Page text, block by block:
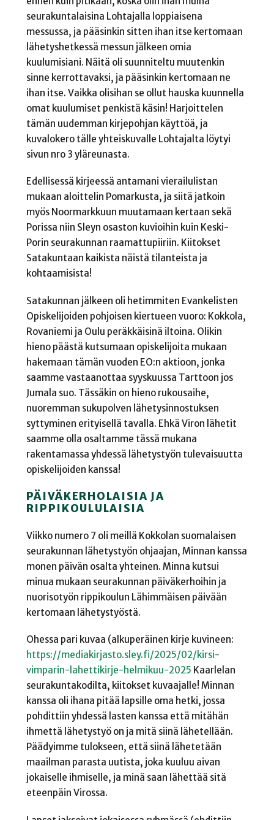
seurakuntalaisina Lohtajalla loppiaisena
messussa, ja pääsinkin sitten ihan itse kertomaan
lähetyshetkessä messun jälkeen omia
kuulumisiani. Näitä oli suunniteltu muutenkin
sinne kerrottavaksi, ja pääsinkin kertomaan ne
ihan itse. Vaikka olisihan se ollut hauska kuunnella
omat kuulumiset penkistä käsin! Harjoittelen
tämän uudemman kirjepohjan käyttöä, ja
kuvalokero tälle yhteiskuvalle Lohtajalta löytyi
sivun nro 3 yläreunasta.
Edellisessä kirjeessä antamani vierailulistan
mukaan aloittelin Pomarkusta, ja siitä jatkoin
myös Noormarkkuun muutamaan kertaan sekä
Porissa niin Sleyn osaston kuvioihin kuin Keski-
Porin seurakunnan raamattupiiriin. Kiitokset
Satakuntaan kaikista näistä tilanteista ja
kohtaamisista!
Satakunnan jälkeen oli hetimmiten Evankelisten
Opiskelijoiden pohjoisen kiertueen vuoro: Kokkola,
Rovaniemi ja Oulu peräkkäisinä iltoina. Olikin
hieno päästä kutsumaan opiskelijoita mukaan
hakemaan tämän vuoden EO:n aktioon, jonka
saamme vastaanottaa syyskuussa Tarttoon jos
Jumala suo. Tässäkin on hieno rukousaihe,
nuoremman sukupolven lähetysinnostuksen
syttyminen erityisellä tavalla. Ehkä Viron lähetit
saamme olla osaltamme tässä mukana
rakentamassa yhdessä lähetystyön tulevaisuutta
opiskelijoiden kanssa!
PÄIVÄKERHOLAISIA JA
RIPPIKOULULAISIA
Viikko numero 7 oli meillä Kokkolan suomalaisen
seurakunnan lähetystyön ohjaajan, Minnan kanssa
monen päivän osalta yhteinen. Minna kutsui
minua mukaan seurakunnan päiväkerhoihin ja
nuorisotyön rippikoulun Lähimmäisen päivään
kertomaan lähetystyöstä.
Ohessa pari kuvaa (alkuperäinen kirje kuvineen:
https://mediakirjasto.sley.fi/2025/02/kirsi-
vimparin-lahettikirje-helmikuu-2025 Kaarlelan
seurakuntakodilta, kiitokset kuvaajalle! Minnan
kanssa oli ihana pitää lapsille oma hetki, jossa
pohdittiin yhdessä lasten kanssa että mitähän
ihmettä lähetystyö on ja mitä siinä lähetellään.
Päädyimme tulokseen, että siinä lähetetään
maailman parasta uutista, joka kuuluu aivan
jokaiselle ihmiselle, ja minä saan lähettää sitä
eteenpäin Virossa.